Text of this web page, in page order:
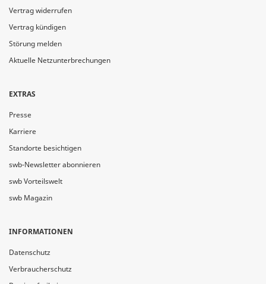
Vertrag widerrufen
Vertrag kündigen
Störung melden
Aktuelle Netzunterbrechungen
EXTRAS
Presse
Karriere
Standorte besichtigen
swb-Newsletter abonnieren
swb Vorteilswelt
swb Magazin
INFORMATIONEN
Datenschutz
Verbraucherschutz